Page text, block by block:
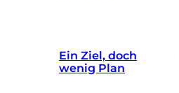
Ein Ziel, doch
wenig Plan